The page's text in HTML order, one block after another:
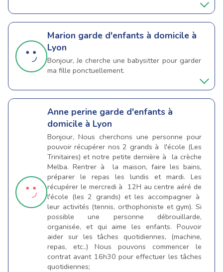
Marion garde d'enfants à domicile à
Lyon
Bonjour, Je cherche une babysitter pour garder
ma fille ponctuellement.
Anne perine garde d'enfants à
domicile à Lyon
Bonjour, Nous cherchons une personne pour
pouvoir récupérer nos 2 grands à l'école (Les
Trinitaires) et notre petite dernière à la crèche
Melba. Rentrer à la maison, faire les bains,
préparer le repas les lundis et mardi. Les
récupérer le mercredi à 12H au centre aéré de
l'école (les 2 grands) et les accompagner à
leur activités (tennis, orthophoniste et gym). Si
possible une personne débrouillarde,
organisée, et qui aime les enfants. Pouvoir
aider sur les tâches quotidiennes, (machine,
repas, etc..) Nous pouvons commencer le
contrat avant 16h30 pour effectuer les tâches
quotidiennes;